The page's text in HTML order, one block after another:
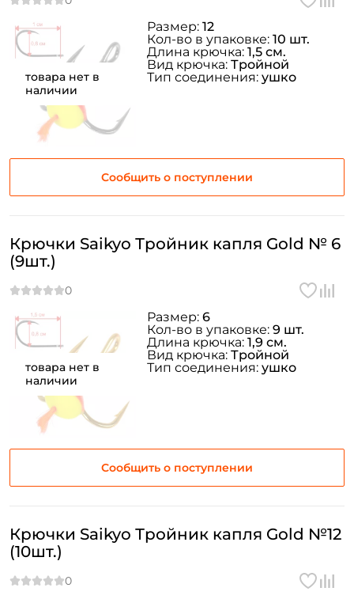
товара нет в
наличии
Сообщить о поступлении
Размер: 12
Кол-во в упаковке: 10 шт.
Длина крючка: 1,5 см.
Вид крючка: Тройной
Тип соединения: ушко
товара нет в
наличии
Крючки Saikyo Тройник капля Gold № 6
(9шт.)
Сообщить о поступлении
Размер: 6
Кол-во в упаковке: 9 шт.
Длина крючка: 1,9 см.
Вид крючка: Тройной
Тип соединения: ушко
Крючки Saikyo Тройник капля Gold №12
(10шт.)